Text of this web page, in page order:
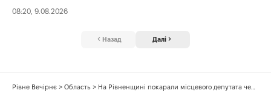
08:20, 9.08.2026
Назад Далі
Рівне Вечірнє > Область > На Рівненщині покарали місцевого депутата через декларацію